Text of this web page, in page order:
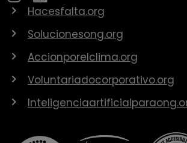
Hacesfalta.org
Solucionesong.org
Accionporelclima.org
Voluntariadocorporativo.org